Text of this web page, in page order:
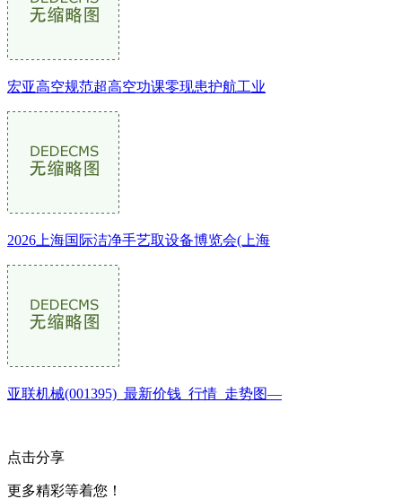
宏亚高空规范超高空功课零现患护航工业
2026上海国际洁净手艺取设备博览会(上海
亚联机械(001395)_最新价钱_行情_走势图—
点击分享
更多精彩等着您！